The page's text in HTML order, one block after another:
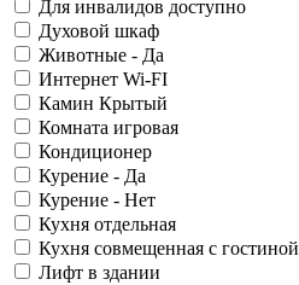
Для инвалидов доступно
Духовой шкаф
Животные - Да
Интернет Wi-FI
Камин Крытый
Комната игровая
Кондиционер
Курение - Да
Курение - Нет
Кухня отдельная
Кухня совмещенная с гостиной
Лифт в здании